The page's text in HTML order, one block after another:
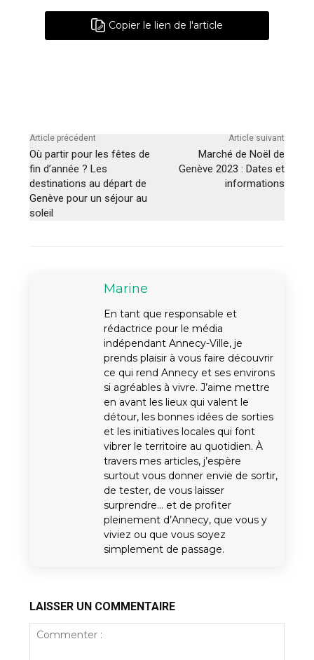
Copier le lien de l'article
Article précédent
Où partir pour les fêtes de
fin d’année ? Les
destinations au départ de
Genève pour un séjour au
soleil
Article suivant
Marché de Noël de
Genève 2023 : Dates et
informations
Marine
En tant que responsable et
rédactrice pour le média
indépendant Annecy-Ville, je
prends plaisir à vous faire découvrir
ce qui rend Annecy et ses environs
si agréables à vivre. J’aime mettre
en avant les lieux qui valent le
détour, les bonnes idées de sorties
et les initiatives locales qui font
vibrer le territoire au quotidien. À
travers mes articles, j’espère
surtout vous donner envie de sortir,
de tester, de vous laisser
surprendre… et de profiter
pleinement d’Annecy, que vous y
viviez ou que vous soyez
simplement de passage.
LAISSER UN COMMENTAIRE